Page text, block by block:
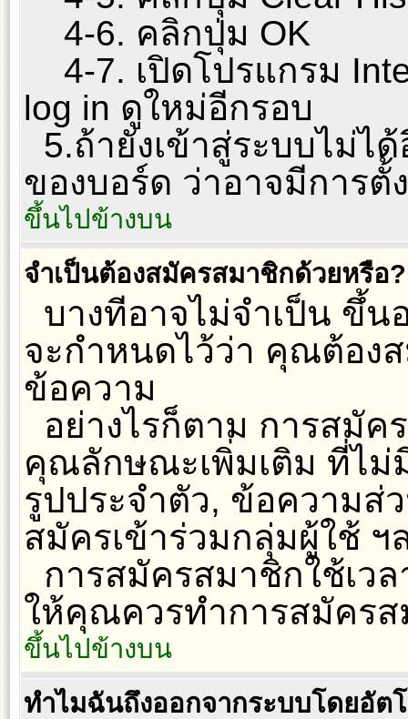
4-6. คลิกปุ่ม OK
4-7. เปิดโปรแกรม
log in ดูใหม่อีกรอบ
5.ถ้ายังเข้าสู่ระบบไม่ไ
ของบอร์ด ว่าอาจมีการ
ขึ้นไปข้างบน
จำเป็นต้องสมัครสมาชิกด้วยหรือ?
บางทีอาจไม่จำเป็น ขึ้น
จะกำหนดไว้ว่า คุณต้อง
ข้อความ
อย่างไรก็ตาม การสมั
คุณลักษณะเพิ่มเติม ที่ไม่
รูปประจำตัว, ข้อความส่
สมัครเข้าร่วมกลุ่มผู้ใช้ ฯ
การสมัครสมาชิกใช้เว
ให้คุณควรทำการสมัคร
ขึ้นไปข้างบน
ทำไมฉันถึงออกจากระบบโดยอัต